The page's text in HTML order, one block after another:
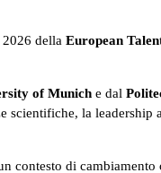
2026 dellaEuropean
of Munich e dal
la leadership
contesto di cambiamento